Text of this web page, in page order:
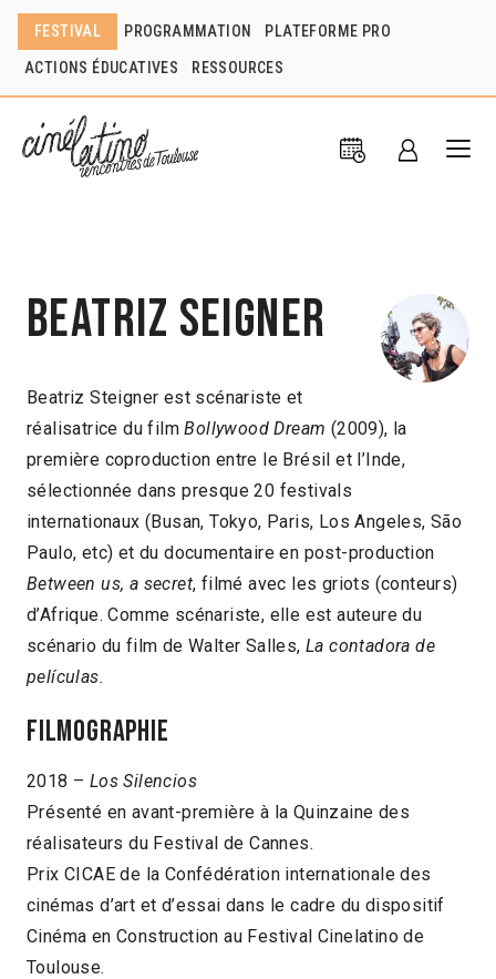
FESTIVAL PROGRAMMATION PLATEFORME PRO
ACTIONS ÉDUCATIVES RESSOURCES
Beatriz Seigner
Beatriz Steigner est scénariste et
réalisatrice du film Bollywood Dream (2009), la
première coproduction entre le Brésil et l’Inde,
sélectionnée dans presque 20 festivals
internationaux (Busan, Tokyo, Paris, Los Angeles, São
Paulo, etc) et du documentaire en post-production
Between us, a secret, filmé avec les griots (conteurs)
d’Afrique. Comme scénariste, elle est auteure du
scénario du film de Walter Salles, La contadora de
películas.
Filmographie
2018 – Los Silencios
Présenté en avant-première à la Quinzaine des
réalisateurs du Festival de Cannes.
Prix CICAE de la Confédération internationale des
cinémas d’art et d’essai dans le cadre du dispositif
Cinéma en Construction au Festival Cinelatino de
Toulouse.